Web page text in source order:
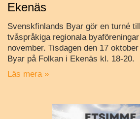
Ekenäs
Svenskfinlands Byar gör en turné
tvåspråkiga regionala
november. Tisdagen den 17
Byar på Folkan i Ekenäs kl. 18-20.
Läs mera »